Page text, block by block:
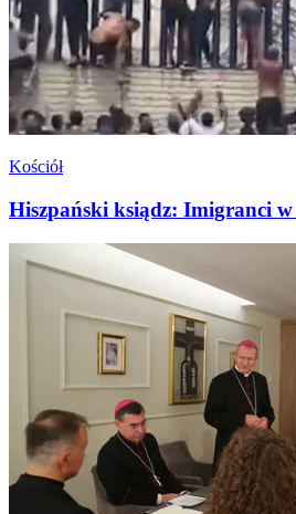
Kościół
Hiszpański ksiądz: Imigranci w